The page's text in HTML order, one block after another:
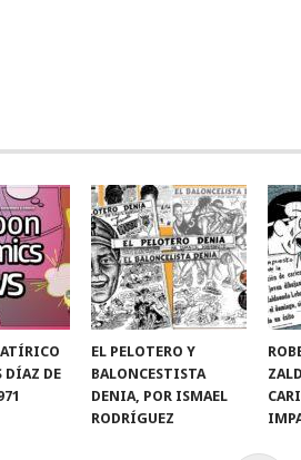
DÍAZ DE
EL PELOTERO Y
BALONCESTISTA
DENIA, POR ISMAEL
RODRÍGUEZ